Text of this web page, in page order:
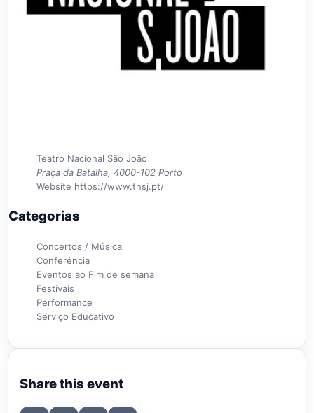
Teatro Nacional São João
Praça da Batalha, 4000-102 Porto
Website https://www.tnsj.pt/
Categorias
Concertos / Música
Conferência
Eventos ao Fim de semana
Festivais
Performance
Serviço Educativo
Share this event